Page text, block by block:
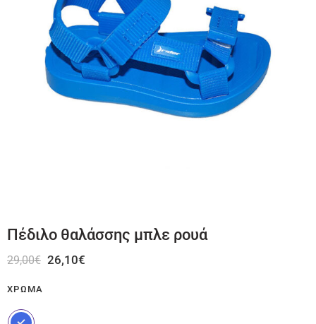
Πέδιλο θαλάσσης μπλε ρουά
29,00€ 26,10€
ΧΡΏΜΑ